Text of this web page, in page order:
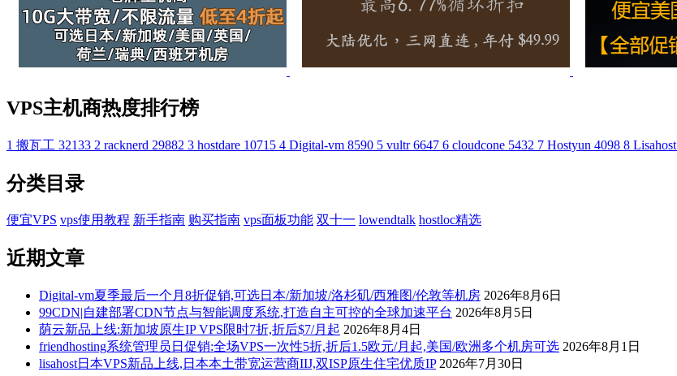
VPS主机商热度排行榜
1 搬瓦工 32133 2 racknerd 29882 3 hostdare 10715 4 Digital-vm 8590 5 vultr 6647 6 cloudcone 5432 7 Hostyun 4098 8 Lisahost
分类目录
便宜VPS vps使用教程 新手指南 购买指南 vps面板功能 双十一 lowendtalk hostloc精选
近期文章
Digital-vm夏季最后一个月8折促销,可选日本/新加坡/洛杉矶/西雅图/伦敦等机房 2026年8月6日
99CDN|自建部署CDN节点与智能调度系统,打造自主可控的全球加速平台 2026年8月5日
荫云新品上线:新加坡原生IP VPS限时7折,折后$7/月起 2026年8月4日
friendhosting系统管理员日促销:全场VPS一次性5折,折后1.5欧元/月起,美国/欧洲多个机房可选 2026年8月1日
lisahost日本VPS新品上线,日本本土带宽运营商IIJ,双ISP原生住宅优质IP 2026年7月30日